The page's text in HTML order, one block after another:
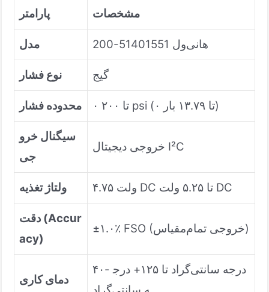
پارامتر
مشخصات
مدل هانی‌ول 51401551-200
نوع فشار گیج
محدوده فشار ۰ تا ۲۰۰ psi (۰ تا ۱۳.۷۹ بار)
سیگنال خرو
جی
خروجی دیجیتال I²C
ولتاژ تغذیه ۴.۷۵ ولت DC تا ۵.۲۵ ولت DC
دقت (Accur
acy)
±۱.۰٪ FSO (خروجی تمام‌مقیاس)
دمای کاری
۴۰- درجه سانتی‌گراد تا ۱۲۵+ درج